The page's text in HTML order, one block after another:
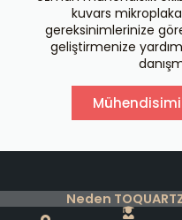
kuvars
gereksinimlerinize
geliştirmenize
Neden